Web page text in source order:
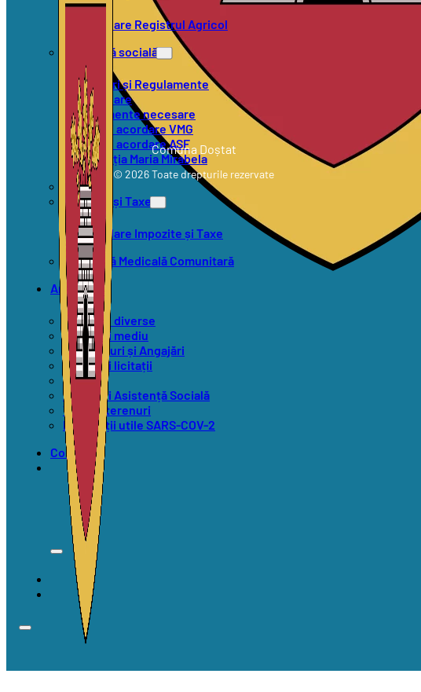
Formulare Registrul Agricol
Asistență socială
Hotărâri și Regulamente
Formulare
Documente necesare
Criterii acordare VMG
Criterii acordare ASF
Asociația Maria Mirabela
SVSU
Impozite și Taxe
Formulare Impozite și Taxe
Asistență Medicală Comunitară
Anunțuri
Anunțuri diverse
Anunțuri mediu
Concursuri și Angajări
Anunțuri licitații
Alegeri
Anunțuri Asistență Socială
Vânzări terenuri
Informații utile SARS-COV-2
Contact
Comuna Doștat
© 2026 Toate drepturile rezervate